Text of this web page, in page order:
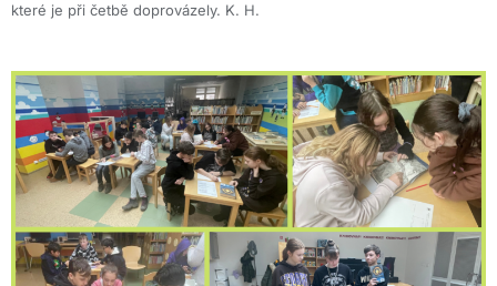
které je při četbě doprovázely. K. H.